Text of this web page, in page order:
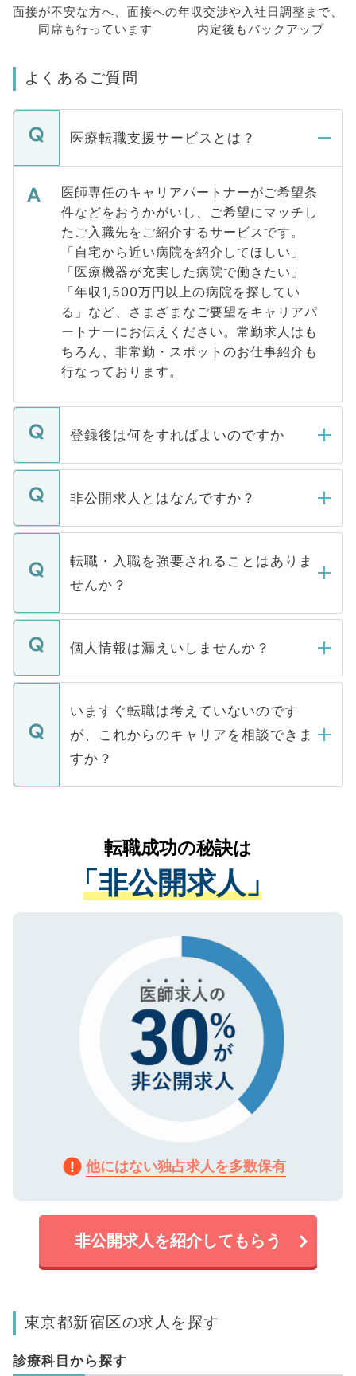
面接が不安な方へ、 面接への
同席も行っています
年収交渉や入社日調整まで、
内定後もバックアップ
よくあるご質問
医療転職支援サービスとは？
医師専任のキャリアパートナーがご希望条
件などをおうかがいし、ご希望にマッチし
たご入職先をご紹介するサービスです。
「自宅から近い病院を紹介してほしい」
「医療機器が充実した病院で働きたい」
「年収1,500万円以上の病院を探してい
る」など、さまざまなご要望をキャリアパ
ートナーにお伝えください。常勤求人はも
ちろん、非常勤・スポットのお仕事紹介も
行なっております。
登録後は何をすればよいのですか
ご登録いただきましたら、弊社担当者がご
登録内容を確認し、その後メールもしくは
ます。通常、5営業日以内にはご連絡をせて
いただきますので、しばらくお待ちくださ
非公開求人とはなんですか？
マイナビDOCTORで取り扱っている求人の
うち約3割は、Webサイトからご覧いただ
けない「非公開求人」です。非公開求人は
下記の理由によって、一般には公開してい
ません。
■応募殺到を避けるため 人気のある医療機
関を公にしてしまうと、応募が殺到する場
に、医療機関が求める条件に合った人材の
みを人材紹介会社に依頼するケースが増え
ています。
転職・入職を強要されることはありま
せんか？
転職・入職を強要することは一切ありませ
ん。また、仮に応募先から内定をいただい
定を承諾する必要はありません。内定先へ
の辞退の連絡はキャリアパートナーが行い
個人情報は漏えいしませんか？
個人情報が漏えいすることはありませんの
で、ご安心ください。当サイトからの登録
などで収集したご登録者様の個人情報は、
ご本人のキャリアアップおよび転職活動の
支援を目的に使用いたします。お預かりし
ているすべての個人データはご本人の許可
は、個人情報の取り扱いについての厳密な
管理基準を満たした事業者のみに付与され
る、プライバシーマークを取得済みです。
で、機密保持に関してもご安心ください。
いますぐ転職は考えていないのです
が、これからのキャリアを相談できま
すか？
かがいして、現在の医療機関の状況や紹介
経験をまじえながら、適切なアドバイスを
させていただきます。すぐにご転職をされ
ない方には、長期的なサポートが可能です
ので、まずはご登録ください。
転職成功の秘訣は
「非公開求人」
他にはない独占求人を多数保有
非公開求人を紹介してもらう
東京都新宿区の求人を探す
診療科目から探す